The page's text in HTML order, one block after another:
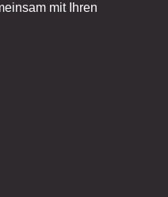
mit Ihren